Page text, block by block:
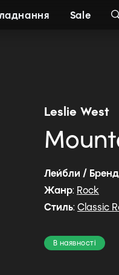
Sale
Leslie West
Лейбли /
Жанр: Rock
Стиль: Classic
В наявності